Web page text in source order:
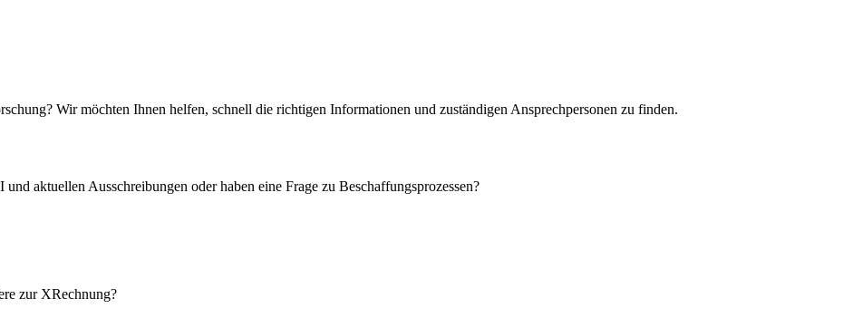
Wir möchten Ihnen helfen, schnell die richtigen Informationen und zuständigen Ansprechpersonen zu finden.
aktuellen Ausschreibungen oder haben eine Frage zu Beschaffungsprozessen?
zur XRechnung?